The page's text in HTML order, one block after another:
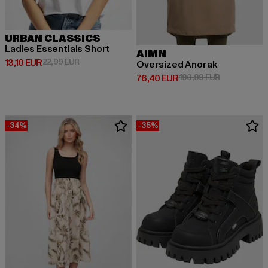
URBAN CLASSICS
Ladies Essentials Short
13,10 EUR
Derzeitiger Preis: 13,10 EUR
22,99 EURAktionspreis: 22,99 EUR
AIMN
Oversized Anorak
76,40 EUR
Derzeitiger Preis: 76,40 EUR
190,99 EUR
-34% -35%